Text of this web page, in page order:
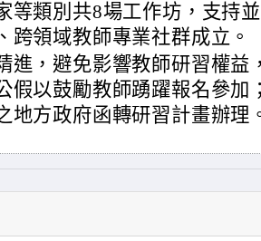
等類別共8場工作坊，支持
跨領域教師專業社群成立。
進，避免影響教師研習權益
假以鼓勵教師踴躍報名參加
地方政府函轉研習計畫辦理